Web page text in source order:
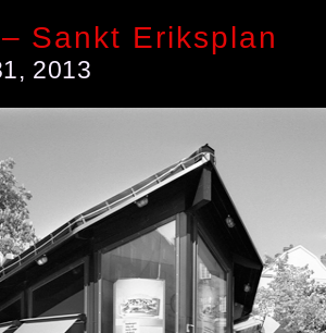
Sankt Eriksplan
2013